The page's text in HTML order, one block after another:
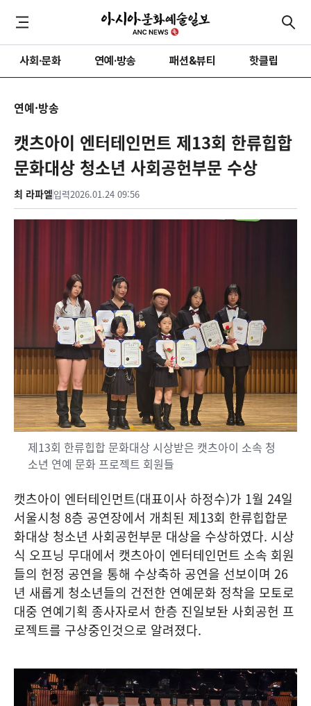
사회·문화 연예·방송 패션&뷰티 핫클립
연예·방송
캣츠아이 엔터테인먼트 제13회 한류힙합
문화대상 청소년 사회공헌부문 수상
최 라파엘입력2026.01.24 09:56
제13회 한류힙합 문화대상 시상받은 캣츠아이 소속 청
소년 연예 문화 프로젝트 회원들
캣츠아이 엔터테인먼트(대표이사 하정수)가 1월 24일
서울시청 8층 공연장에서 개최된 제13회 한류힙합문
화대상 청소년 사회공헌부문 대상을 수상하였다. 시상
식 오프닝 무대에서 캣츠아이 엔터테인먼트 소속 회원
들의 헌정 공연을 통해 수상축하 공연을 선보이며 26
년 새롭게 청소년들의 건전한 연예문화 정착을 모토로
대중 연예기획 종사자로서 한층 진일보돤 사회공헌 프
로젝트를 구상중인것으로 알려졌다.